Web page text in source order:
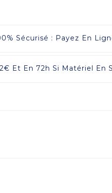
Sécurisé : Payez En
Et En 72h Si Matériel En